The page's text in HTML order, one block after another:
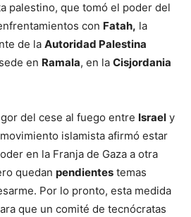
palestino, que tomó el poder del
con Fatah, la
de la Autoridad Palestina
en Ramala, en la Cisjordania
del cese al fuego entre Israel y
islamista afirmó estar
en la Franja de Gaza a otra
quedan pendientes temas
Por lo pronto, esta medida
que un comité de tecnócratas